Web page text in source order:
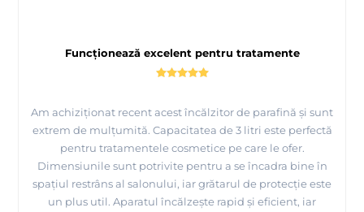
Funcționează excelent pentru tratamente
Am achiziționat recent acest încălzitor de parafină și sunt
extrem de mulțumită. Capacitatea de 3 litri este perfectă
pentru tratamentele cosmetice pe care le ofer.
Dimensiunile sunt potrivite pentru a se încadra bine în
spațiul restrâns al salonului, iar grătarul de protecție este
un plus util. Aparatul încălzește rapid și eficient, iar